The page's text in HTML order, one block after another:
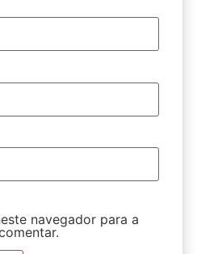
navegador para a